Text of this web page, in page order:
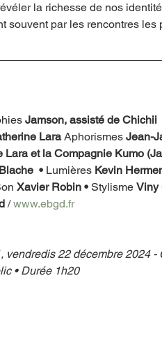
la richesse de nos
souvent par les rencontres
Jamson, assisté de Chichii
Lara Aphorismes Jean-
Lara et la Compagnie Kumo
• Lumières Kevin
Xavier Robin • Stylisme Viny
/ www.ebgd.fr
vendredis 22 décembre 2024
• Durée 1h20